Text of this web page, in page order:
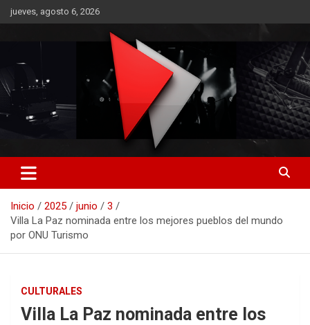
Saltar
al
jueves, agosto 6, 2026
RO CONTENIDOS
Inicio 2025 junio
3
Villa La Paz nominada entre los mejores pueblos del mundo
por ONU Turismo
CULTURALES
Villa La Paz nominada entre los